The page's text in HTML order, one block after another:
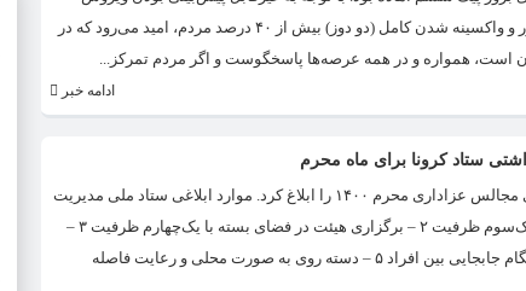
کرونا، متخصصان از تفاوت این پیک با پیک‌های قبلی خبر می‌دهند. با توجه به حجم گسترده واکسیناسیون در کشور و واکسینه شدن کامل (دو دوز) بیش از ۴۰ درصد مردم، امید می‌رود که در
است، همواره و در همه عرصه‌ها پاسخگوست و اگر مردم تمرکز...
ادامه خبر
ستاد کرونا برای ماه محرم
ستاد ملی مدیریت بیماری کرونا پس از بحث‌های کارشناسی، پیشنهادهای سازمان تبلیغات اسلامی برای برگزاری مجالس عزاداری محرم ۱۴۰۰ را ابلاغ کرد. موارد ابلاغی ستاد ملی مدیریت
بیماری کرونا برای برگزاری مجالس عزاداری محرم ۱۴۰۰ به این شرح است: ۱ – برگزاری هیئت در فضای باز با یک‌سوم ظرفیت ۲ – برگزاری هیئت در فضای بسته با یک‌چهارم ظرفیت ۳ –
زمان برگزاری مجالس حداکثر ۲ ساعت ۴ – استفاده از طبل و سنج با شرط شخصی بودن یا ضدعفونی کردن هنگام جابجایی بین افراد ۵ – دسته روی به صورت محلی و رعایت فاصله